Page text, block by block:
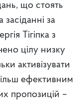
що стоять
за
Тігіпка з
цілу низку
активізувати
ефективним
пропозицій –